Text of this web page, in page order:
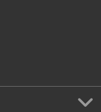
de Tokio